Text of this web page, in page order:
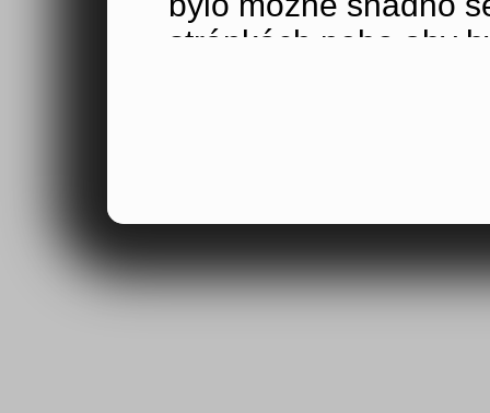
stránkách nebo aby
Výkonové soubory
tom, jak používáte